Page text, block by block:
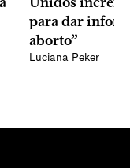
para dar
aborto”
Luciana Peker